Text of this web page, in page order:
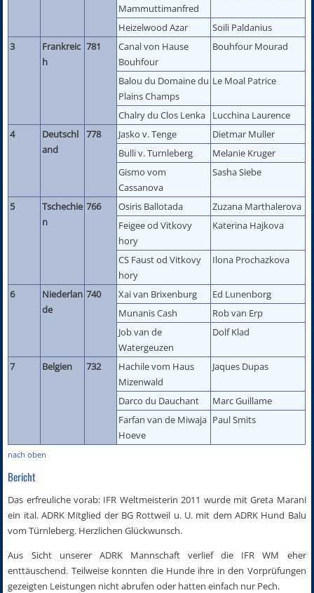
Mammuttimanfred
Heizelwood Azar
Soili Paldanius
3
Frankreic
h
781
Canal von Hause
Bouhfour
Bouhfour Mourad
Balou du Domaine du
Plains Champs
Le Moal Patrice
Chalry du Clos Lenka
Lucchina Laurence
4
Deutschl
and
778 Jasko v. Tenge
Dietmar Muller
Bulli v. Turnleberg
Melanie Kruger
Gismo vom
Cassanova
Sasha Siebe
5
Tschechie
n
766 Osiris Ballotada
Zuzana Marthalerova
Feigee od Vitkovy
hory
Katerina Hajkova
CS Faust od Vitkovy
hory
Ilona Prochazkova
6
Niederlan
de
740 Xai van Brixenburg
Ed Lunenborg
Munanis Cash
Rob van Erp
Job van de
Watergeuzen
Dolf Klad
7 Belgien 732
Hachile vom Haus
Mizenwald
Jaques Dupas
Darco du Dauchant
Marc Guillame
Farfan van de Miwaja
Hoeve
Paul Smits
nach oben
Bericht
Das erfreuliche vorab: IFR Weltmeisterin 2011 wurde mit Greta Marani
ein ital. ADRK Mitglied der BG Rottweil u. U. mit dem ADRK Hund Balu
vom Türnleberg. Herzlichen Glückwunsch.
Aus Sicht unserer ADRK Mannschaft verlief die IFR WM eher
enttäuschend. Teilweise konnten die Hunde ihre in den Vorprüfungen
gezeigten Leistungen nicht abrufen oder hatten einfach nur Pech.